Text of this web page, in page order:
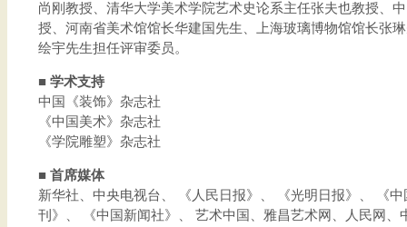
尚刚教授、清华大学美术学院艺术史论系主任张夫也教授、
授、河南省美术馆馆长华建国先生、上海玻璃博物馆馆长张
绘宇先生担任评审委员。
■ 学术支持
中国《装饰》杂志社
《中国美术》杂志社
《学院雕塑》杂志社
■ 首席媒体
新华社、中央电视台、 《人民日报》、 《光明日报》、 《
刊》、 《中国新闻社》、 艺术中国、雅昌艺术网、人民网、